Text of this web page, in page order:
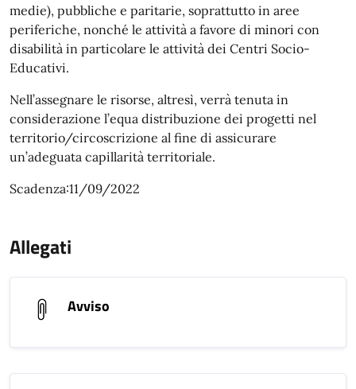
medie), pubbliche e paritarie, soprattutto in aree
periferiche, nonché le attività a favore di minori con
disabilità in particolare le attività dei Centri Socio-
Educativi.
Nell’assegnare le risorse, altresì, verrà tenuta in
considerazione l’equa distribuzione dei progetti nel
territorio/circoscrizione al fine di assicurare
un’adeguata capillarità territoriale.
Scadenza:11/09/2022
Allegati
Avviso